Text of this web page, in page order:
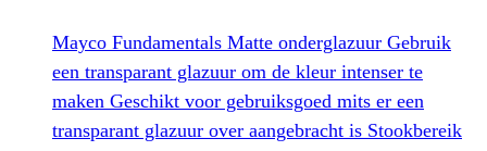
Mayco Fundamentals Matte onderglazuur Gebruik
een transparant glazuur om de kleur intenser te
maken Geschikt voor gebruiksgoed mits er een
transparant glazuur over aangebracht is Stookbereik